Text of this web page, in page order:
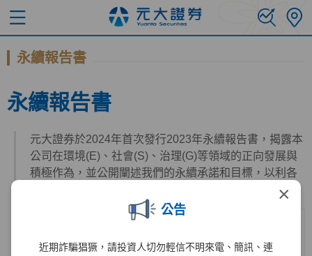
×
公告
近期詐騙猖獗，請投資人切勿輕信不明來電、簡訊、連
永續報告書
永續報告書
元大證券於2024年首次發行2023年永續報告書，揭露本
公司在環境(E)、社會(S)、治理(G)等領域的正向發展與
積極作為，並公開闡述我們的永續承諾和目標，以利各